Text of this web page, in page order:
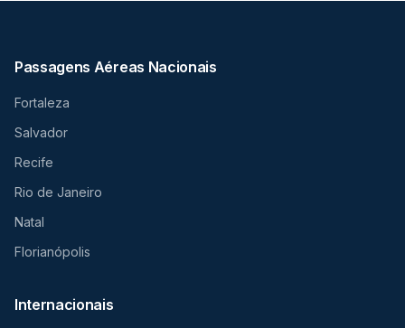
Passagens Aéreas Nacionais
Fortaleza
Salvador
Recife
Rio de Janeiro
Natal
Florianópolis
Internacionais